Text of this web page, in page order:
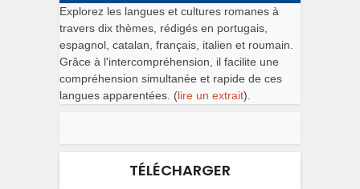
Explorez les langues et cultures romanes à
travers dix thèmes, rédigés en portugais,
espagnol, catalan, français, italien et roumain.
Grâce à l'intercompréhension, il facilite une
compréhension simultanée et rapide de ces
langues apparentées. (lire un extrait).
TÉLÉCHARGER